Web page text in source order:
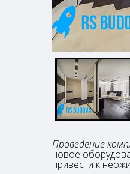
Проведение
новое
привести к